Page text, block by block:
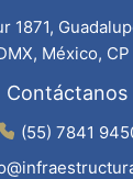
1871,
México,
Contáctanos
(55) 7841